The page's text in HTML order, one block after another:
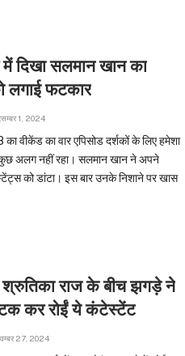
में दिखा सलमान खान का
लगाई फटकार
1, 2024
वीकेंड का वार एपिसोड दर्शकों के लिए हमेशा
अलग नहीं रहा। सलमान खान ने अपने
को डांटा। इस बार उनके निशाने पर खास
श्रुतिका राज के बीच झगड़े ने
कर रोईं ये कंटेस्टेंट
27, 2024